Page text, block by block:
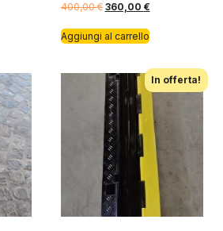
400,00€ 360,00 €
Aggiungi al carrello
In offerta!